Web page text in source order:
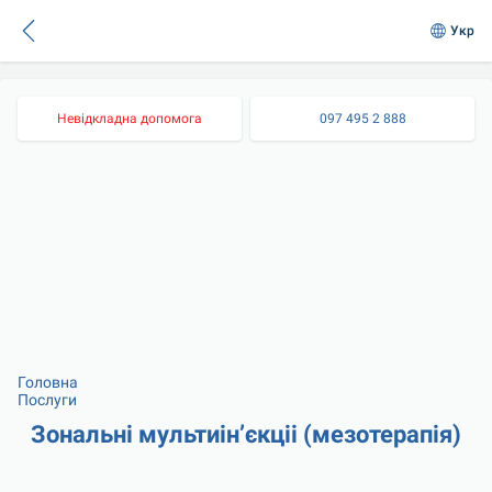
Укр
Невідкладна допомога 097 495 2 888
Головна
Послуги
Зональні мультиін’єкціі (мезотерапія)